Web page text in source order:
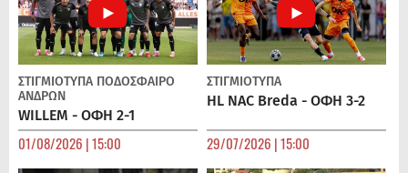
ΣΤΙΓΜΙΟΤΥΠΑ ΠΟΔΌΣΦΑΙΡΟ
ΑΝΔΡΏΝ
WILLEM - ΟΦΗ 2-1
01/08/2026 | 15:00
ΣΤΙΓΜΙΟΤΥΠΑ
HL NAC Breda - ΟΦΗ 3-2
29/07/2026 | 15:00